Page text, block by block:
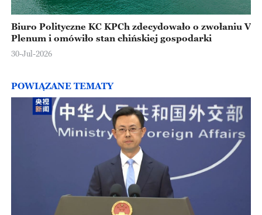
Biuro Polityczne KC KPCh zdecydowało o zwołaniu V
Plenum i omówiło stan chińskiej gospodarki
30-Jul-2026
POWIĄZANE TEMATY